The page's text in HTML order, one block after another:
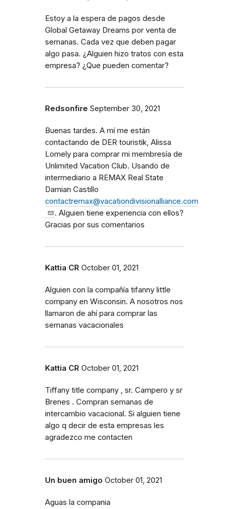
Estoy a la espera de pagos desde
Global Getaway Dreams por venta de
semanas. Cada vez que deben pagar
algo pasa. ¿Alguien hizo tratos con esta
empresa? ¿Que pueden comentar?
Redsonfire September 30, 2021
Buenas tardes. A mí me están
contactando de DER touristik, Alissa
Lomely para comprar mi membresía de
Unlimited Vacation Club. Usando de
intermediario a REMAX Real State
Damian Castillo
contactremax@vacationdivisionalliance.com
. Alguien tiene experiencia con ellos?
Gracias por sus comentarios
Kattia CR October 01, 2021
Alguien con la compañía tifanny little
company en Wisconsin. A nosotros nos
llamaron de ahí para comprar las
semanas vacacionales
Kattia CR October 01, 2021
Tiffany title company , sr. Campero y sr
Brenes . Compran semanas de
intercambio vacacional. Si alguien tiene
algo q decir de esta empresas les
agradezco me contacten
Un buen amigo October 01, 2021
Aguas la compania